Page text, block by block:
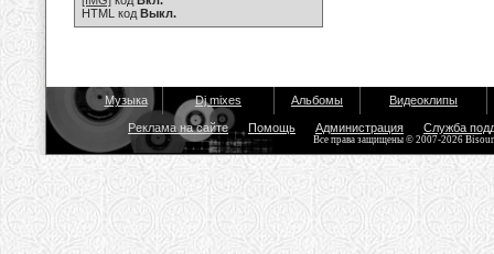
HTML код Выкл.
Музыка Dj mixes Альбомы Видеоклипы
Реклама на сайте Помощь Администрация Служба
Все права защищены © 2007-2026